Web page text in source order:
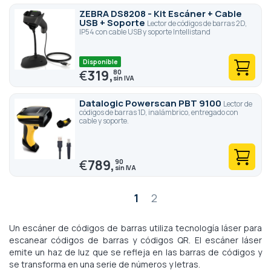
ZEBRA DS8208 - Kit Escáner + Cable
USB + Soporte Lector de códigos de barras 2D,
IP54 con cable USB y soporte Intellistand
Disponible
€319,80
Datalogic Powerscan PBT 9100 Lector de
códigos de barras 1D, inalámbrico, entregado con
cable y soporte.
€789,90
Página1 2
Un escáner de códigos de barras utiliza tecnología láser para
escanear códigos de barras y códigos QR. El escáner láser
emite un haz de luz que se refleja en las barras de códigos y
se transforma en una serie de números y letras.